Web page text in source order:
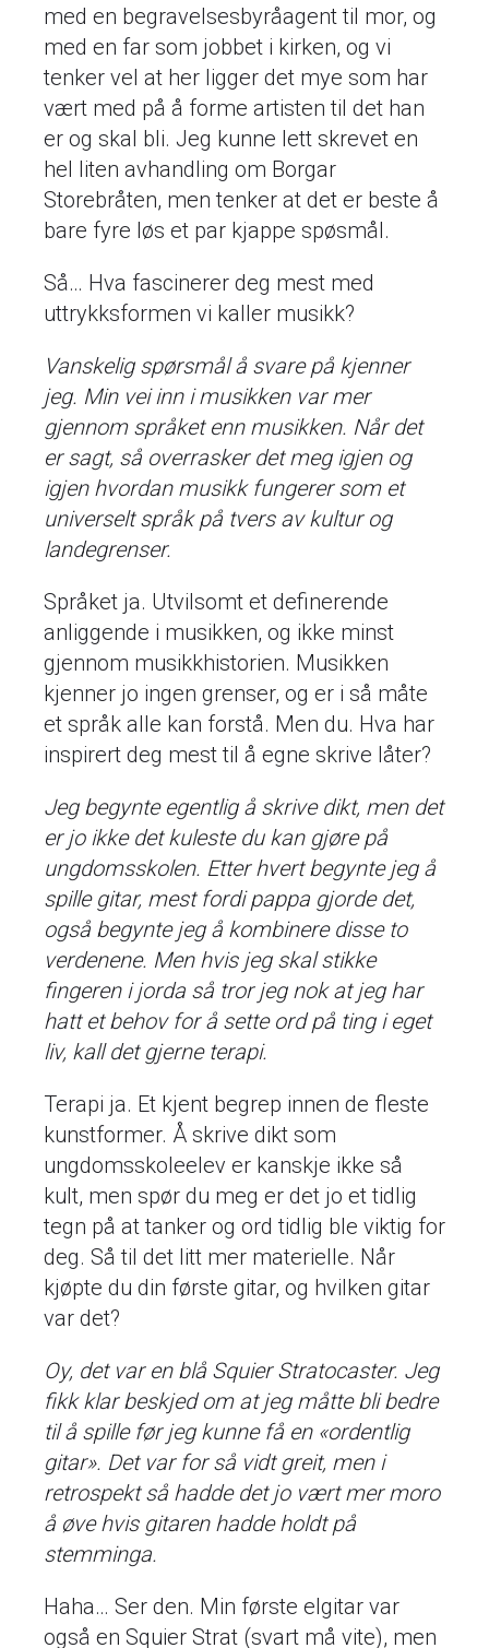
med en begravelsesbyråagent til mor, og
med en far som jobbet i kirken, og vi
tenker vel at her ligger det mye som har
vært med på å forme artisten til det han
er og skal bli. Jeg kunne lett skrevet en
hel liten avhandling om Borgar
Storebråten, men tenker at det er beste å
bare fyre løs et par kjappe spøsmål.
Så… Hva fascinerer deg mest med
uttrykksformen vi kaller musikk?
Vanskelig spørsmål å svare på kjenner
jeg. Min vei inn i musikken var mer
gjennom språket enn musikken. Når det
er sagt, så overrasker det meg igjen og
igjen hvordan musikk fungerer som et
universelt språk på tvers av kultur og
landegrenser.
Språket ja. Utvilsomt et definerende
anliggende i musikken, og ikke minst
gjennom musikkhistorien. Musikken
kjenner jo ingen grenser, og er i så måte
et språk alle kan forstå. Men du. Hva har
inspirert deg mest til å egne skrive låter?
Jeg begynte egentlig å skrive dikt, men det
er jo ikke det kuleste du kan gjøre på
ungdomsskolen. Etter hvert begynte jeg å
spille gitar, mest fordi pappa gjorde det,
også begynte jeg å kombinere disse to
verdenene. Men hvis jeg skal stikke
fingeren i jorda så tror jeg nok at jeg har
hatt et behov for å sette ord på ting i eget
liv, kall det gjerne terapi.
Terapi ja. Et kjent begrep innen de fleste
kunstformer. Å skrive dikt som
ungdomsskoleelev er kanskje ikke så
kult, men spør du meg er det jo et tidlig
tegn på at tanker og ord tidlig ble viktig for
deg. Så til det litt mer materielle. Når
kjøpte du din første gitar, og hvilken gitar
var det?
Oy, det var en blå Squier Stratocaster. Jeg
fikk klar beskjed om at jeg måtte bli bedre
til å spille før jeg kunne få en «ordentlig
gitar». Det var for så vidt greit, men i
retrospekt så hadde det jo vært mer moro
å øve hvis gitaren hadde holdt på
stemminga.
Haha… Ser den. Min første elgitar var
også en Squier Strat (svart må vite), men